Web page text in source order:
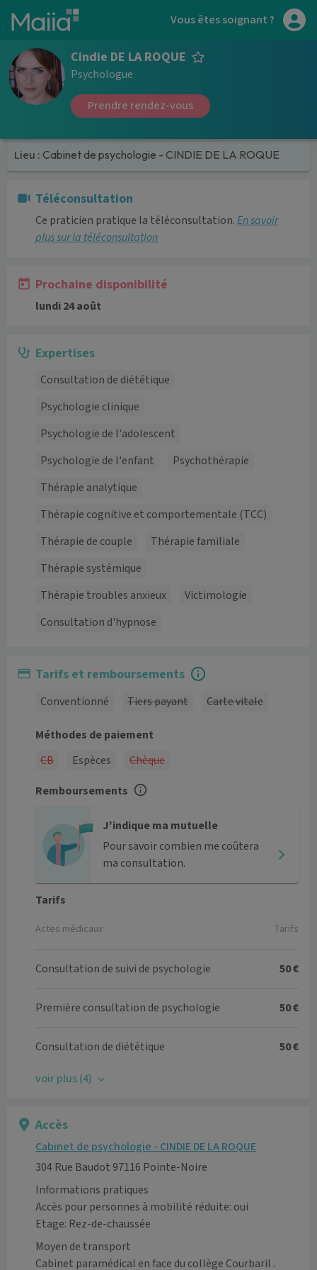
Aller au contenu principal Vous êtes soignant ?
Cindie DE LA ROQUE
Psychologue
Prendre rendez-vous
Lieu : Cabinet de psychologie - CINDIE DE LA ROQUE
Téléconsultation
Ce praticien pratique la téléconsultation.En savoir
plus sur la téléconsultation
Prochaine disponibilité
lundi 24 août
Expertises
Consultation de diététique
Psychologie clinique
Psychologie de l'adolescent
Psychologie de l'enfant
Psychothérapie
Thérapie analytique
Thérapie cognitive et comportementale (TCC)
Thérapie de couple
Thérapie familiale
Thérapie systémique
Thérapie troubles anxieux
Victimologie
Consultation d'hypnose
Tarifs et remboursements
Conventionné Tiers payant Carte vitale
Méthodes de paiement
CB
Espèces
Chèque
Remboursements
J'indique ma mutuelle
Pour savoir combien me coûtera
ma consultation.
Tarifs
Actes médicaux Tarifs
Consultation de suivi de psychologie 50 €
Première consultation de psychologie 50 €
Consultation de diététique 50 €
voir plus (4)
Accès
Cabinet de psychologie - CINDIE DE LA ROQUE
304 Rue Baudot 97116 Pointe-Noire
Informations pratiques
Accès pour personnes à mobilité réduite: oui
Etage: Rez-de-chaussée
Moyen de transport
Cabinet paramédical en face du collège Courbaril .